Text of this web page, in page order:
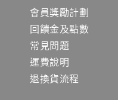
會員獎勵計劃
回饋金及點數
常見問題
運費說明
退換貨流程